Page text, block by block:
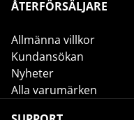
ÅTERFÖRSÄLJARE
Allmänna villkor
Kundansökan
Nyheter
Alla varumärken